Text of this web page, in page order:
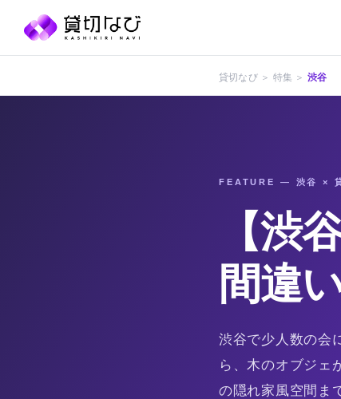
貸切なび ＞ 特集 ＞ 渋谷
FEATURE — 渋谷 ×
【渋
間違
渋谷で少人数の会
ら、木のオブジェ
の隠れ家風空間ま